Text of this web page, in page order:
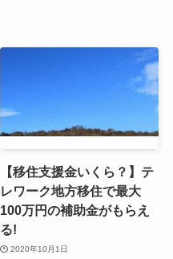
【移住支援金いくら？】テ
レワーク地方移住で最大
100万円の補助金がもらえ
る!
2020年10月1日